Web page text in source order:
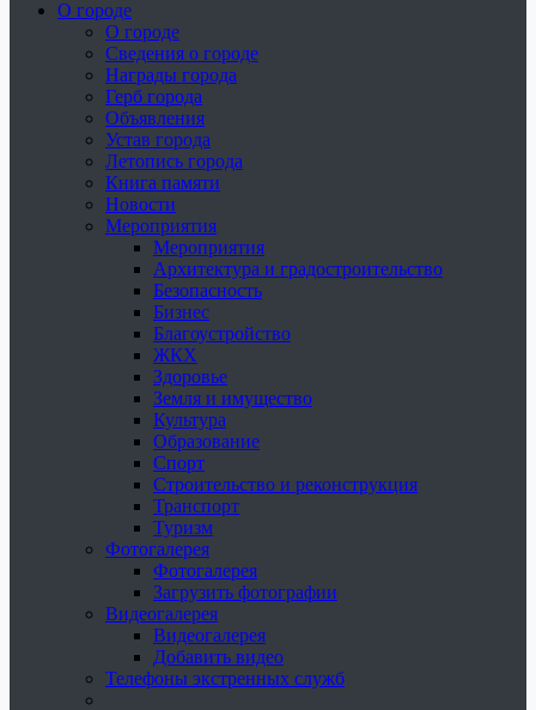
О городе
О городе
Сведения о городе
Награды города
Герб города
Объявления
Устав города
Летопись города
Книга памяти
Новости
Мероприятия
Мероприятия
Архитектура и градостроительство
Безопасность
Бизнес
Благоустройство
ЖКХ
Здоровье
Земля и имущество
Культура
Образование
Спорт
Строительство и реконструкция
Транспорт
Туризм
Фотогалерея
Фотогалерея
Загрузить фотографии
Видеогалерея
Видеогалерея
Добавить видео
Телефоны экстренных служб